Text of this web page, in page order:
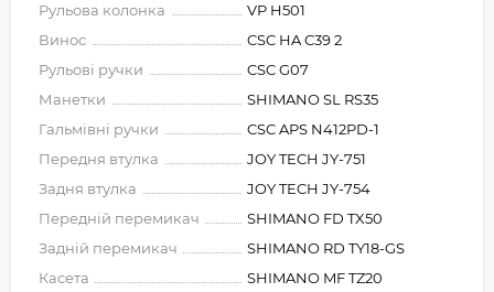
Рульова колонка
VP H501
Винос
CSC HA C39 2
Рульові ручки
CSC G07
Манетки
SHIMANO SL RS35
Гальмівні ручки
CSC APS N412PD-1
Передня втулка
JOY TECH JY-751
Задня втулка
JOY TECH JY-754
Передній перемикач
SHIMANO FD TX50
Задній перемикач
SHIMANO RD TY18-GS
Касета
SHIMANO MF TZ20